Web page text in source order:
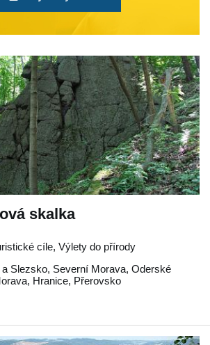
skalka
cíle, Výlety do přírody
Slezsko, Severní Morava, Oderské
, Hranice, Přerovsko